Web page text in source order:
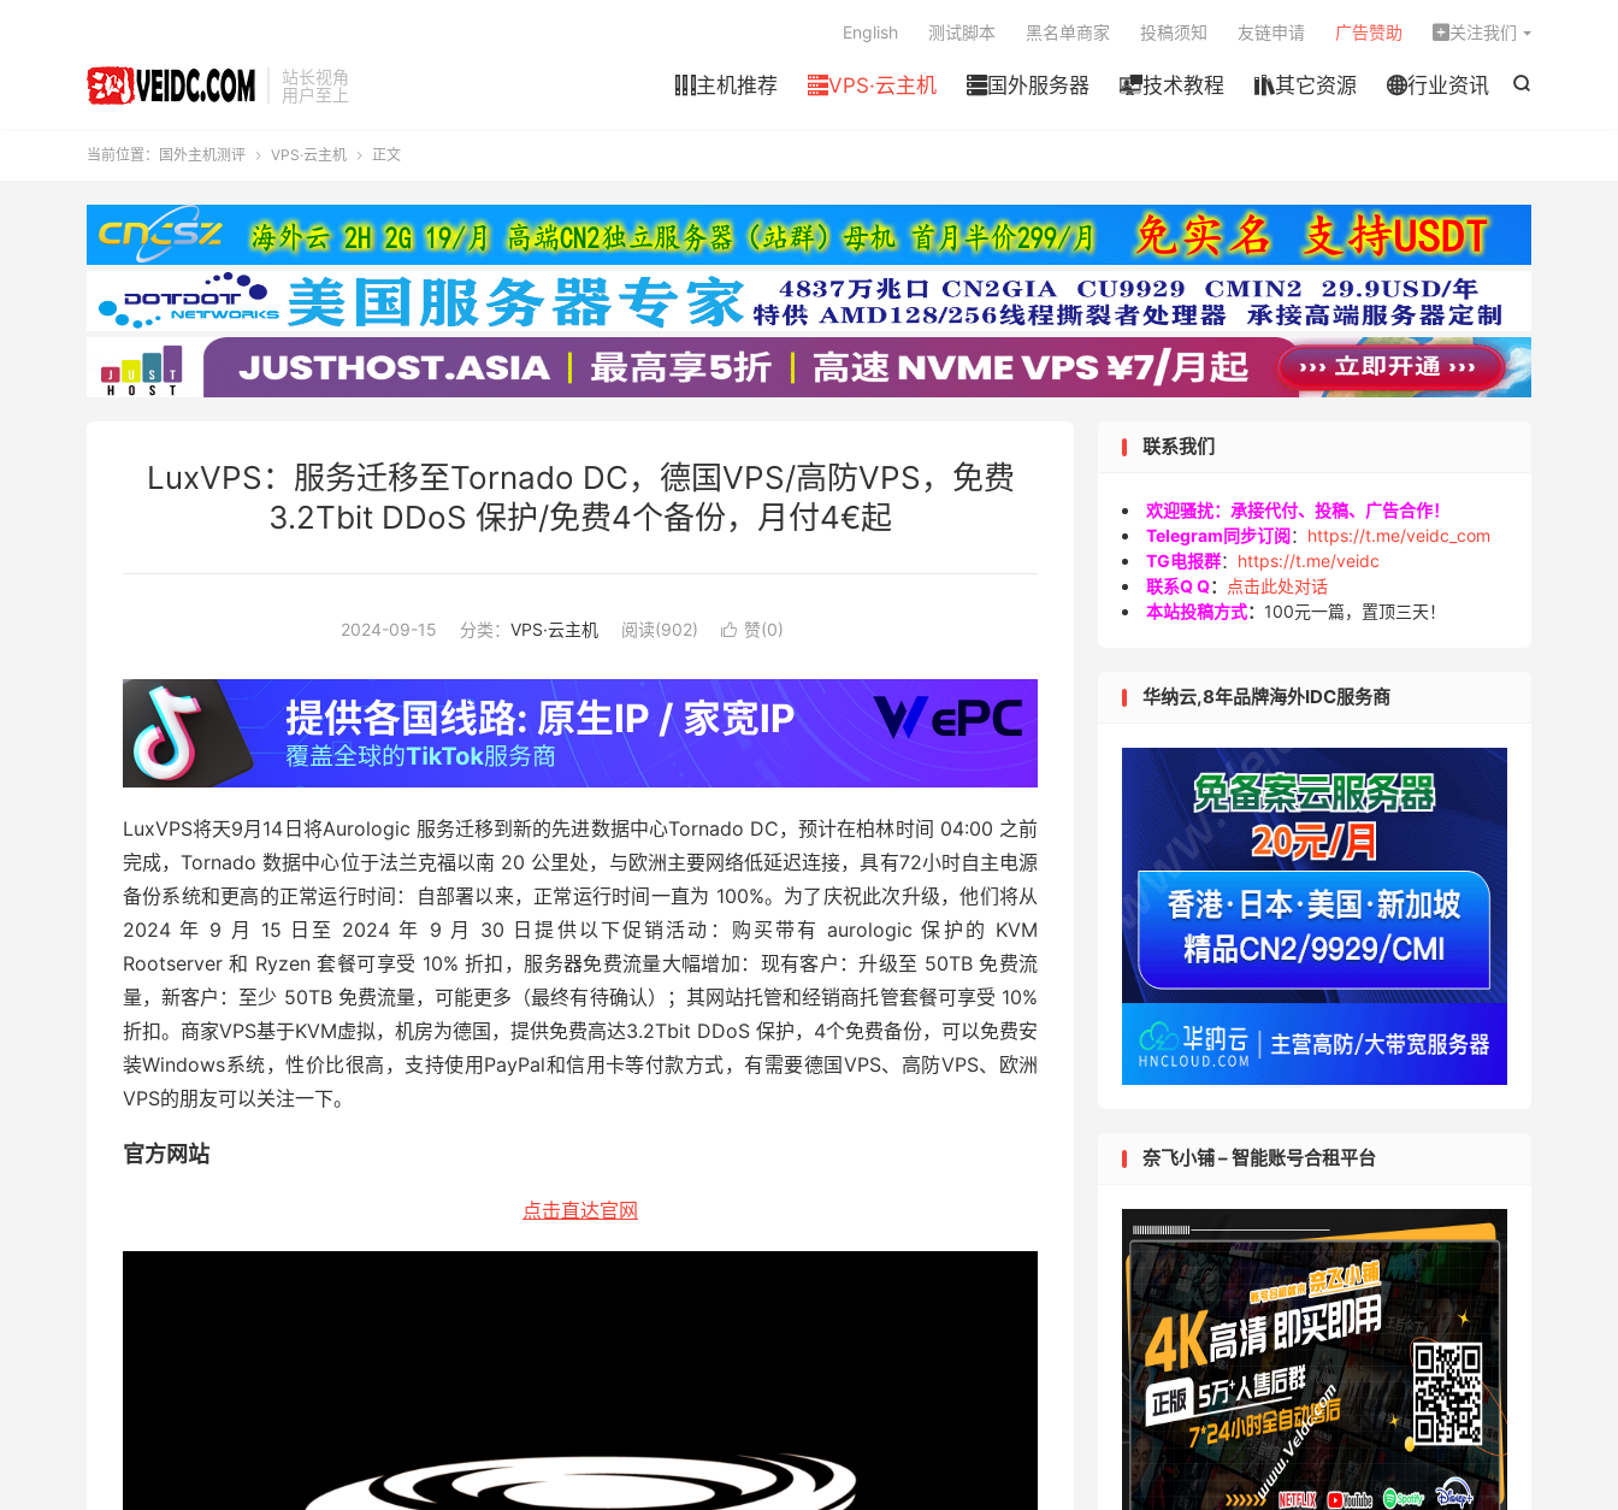
站长视角
用户至上

主机推荐 VPS·云主机 国外服务器 技术教程 其它资源 行业资讯
English 测试脚本 黑名单商家 投稿须知 友链申请 广告赞助  关注我们
当前位置： 国外主机测评  VPS·云主机  正文
LuxVPS：服务迁移至Tornado DC，德国VPS/高防VPS，免费
3.2Tbit DDoS 保护/免费4个备份，月付4€起
2024-09-15 分类： VPS·云主机 阅读(902)  赞(0)
LuxVPS将天9月14日将Aurologic 服务迁移到新的先进数据中心Tornado DC，预计在柏林时间 04:00 之前
完成，Tornado 数据中心位于法兰克福以南 20 公里处，与欧洲主要网络低延迟连接，具有72小时自主电源
备份系统和更高的正常运行时间：自部署以来，正常运行时间一直为 100%。为了庆祝此次升级，他们将从
2024 年 9 月 15 日至 2024 年 9 月 30 日提供以下促销活动：购买带有 aurologic 保护的 KVM
Rootserver 和 Ryzen 套餐可享受 10% 折扣，服务器免费流量大幅增加：现有客户：升级至 50TB 免费流
量，新客户：至少 50TB 免费流量，可能更多（最终有待确认）；其网站托管和经销商托管套餐可享受 10%
折扣。商家VPS基于KVM虚拟，机房为德国，提供免费高达3.2Tbit DDoS 保护，4个免费备份，可以免费安
装Windows系统，性价比很高，支持使用PayPal和信用卡等付款方式，有需要德国VPS、高防VPS、欧洲
VPS的朋友可以关注一下。
官方网站
点击直达官网
联系我们
欢迎骚扰：承接代付、投稿、广告合作！
Telegram同步订阅： https://t.me/veidc_com
TG电报群： https://t.me/veidc
联系Q Q：
点击此处对话
本站投稿方式： 100元一篇，置顶三天！
华纳云,8年品牌海外IDC服务商
奈飞小铺 – 智能账号合租平台